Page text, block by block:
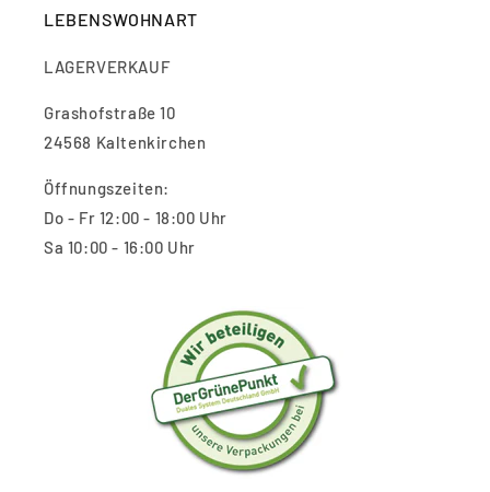
LEBENSWOHNART
LAGERVERKAUF
Grashofstraße 10
24568 Kaltenkirchen
Öffnungszeiten:
Do - Fr 12:00 - 18:00 Uhr
Sa 10:00 - 16:00 Uhr